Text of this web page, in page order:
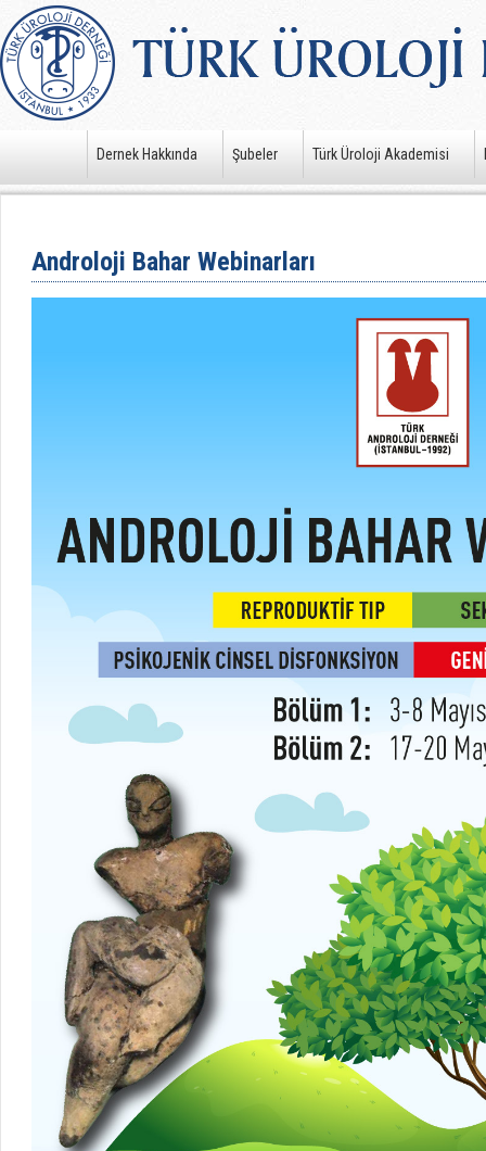
Dernek Hakkında Şubeler Türk Üroloji Akademisi
Androloji Bahar Webinarları